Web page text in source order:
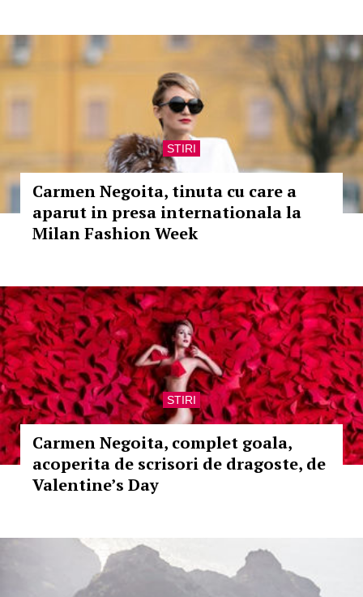
STIRI
Carmen Negoita, tinuta cu care a
aparut in presa internationala la
Milan Fashion Week
STIRI
Carmen Negoita, complet goala,
acoperita de scrisori de dragoste, de
Valentine’s Day